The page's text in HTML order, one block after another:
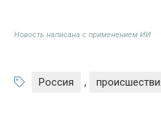
Новость написана с применением ИИ
Россия ,